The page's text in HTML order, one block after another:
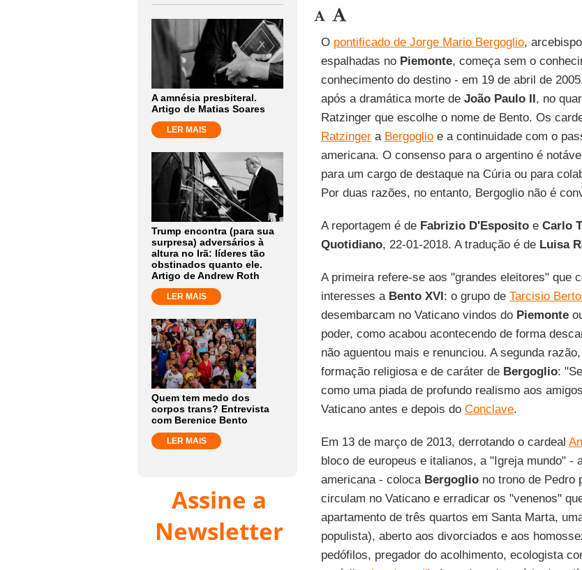
A amnésia presbiteral.
Artigo de Matias Soares
LER MAIS
Trump encontra (para sua
surpresa) adversários à
altura no Irã: líderes tão
obstinados quanto ele.
Artigo de Andrew Roth
LER MAIS
Quem tem medo dos
corpos trans? Entrevista
com Berenice Bento
LER MAIS
Assine a
Newsletter
O pontificado de Jorge Mario Bergoglio,
espalhadas no Piemonte, começa sem o
conhecimento do destino - em 19 de abril de
após a dramática morte de João Paulo II, no
Ratzinger que escolhe o nome de Bento. Os
Ratzingera Bergoglioe a continuidade com o
americana. O consenso para o argentino é
para um cargo de destaque na Cúria ou para
Por duas razões, no entanto, Bergoglio não é
A reportagem é de Fabrizio D'Espositoe Carlo
Quotidiano, 22-01-2018. A tradução é de Luisa
A primeira refere-se aos "grandes eleitores" que
interesses a Bento XVI: o grupo de Tarcisio
desembarcam no Vaticano vindos do Piemonte
poder, como acabou acontecendo de forma
não aguentou mais e renunciou. A segunda
formação religiosa e de caráter de Bergoglio:
como uma piada de profundo realismo aos
Vaticano antes e depois do Conclave.
Em 13 de março de 2013, derrotando o cardeal
bloco de europeus e italianos, a "Igreja mundo" -
americana - coloca Bergogliono trono de Pedro
circulam no Vaticano e erradicar os "venenos"
apartamento de três quartos em Santa Marta,
populista), aberto aos divorciados e aos
pedófilos, pregador do acolhimento, ecologista